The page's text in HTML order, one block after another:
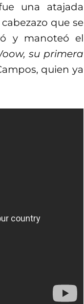
una atajada
que se
y manoteó el
su primera
quien ya